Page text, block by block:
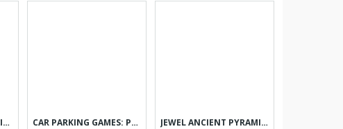
FALLING BLOCKS: SLIDING PUZZLE CAR PARKING GAMES: PARKING JAM JEWEL ANCIENT PYRAMID TREASURE